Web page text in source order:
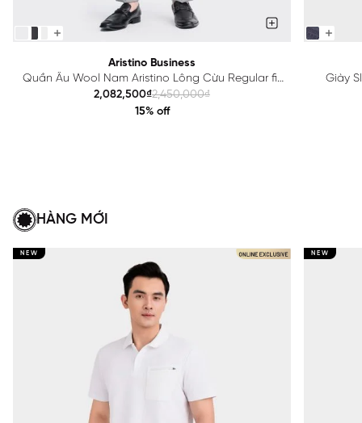
Aristino Business
Quần Âu Wool Nam Aristino Lông Cừu Regular fit
1TR0170Z
2,082,500₫2,450,000₫
15% off
Giày
HÀNG MỚI
NEW NEW